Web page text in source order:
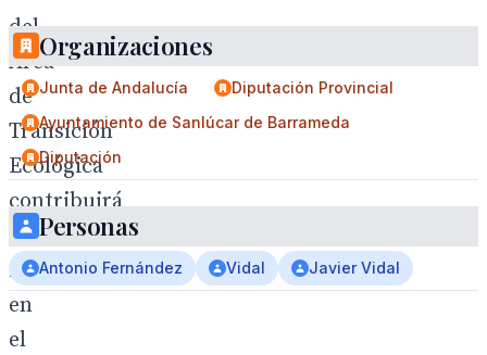
del
Área
de
Transición
Ecológica
contribuirá
a
instalar
en
el
Organizaciones
Junta de Andalucía
Diputación Provincial
Ayuntamiento de Sanlúcar de Barrameda
Diputación
Personas
Antonio Fernández Vidal Javier Vidal